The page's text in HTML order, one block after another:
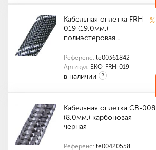
Кабельная оплетка FRH-
019 (19,0мм.)
полиэстеровая…
Референс: te00361842
Артикул: EKO-FRH-019
в наличии ?
%
Кабельная оплетка CB-008
(8,0мм.) карбоновая
черная
Референс: te00420558